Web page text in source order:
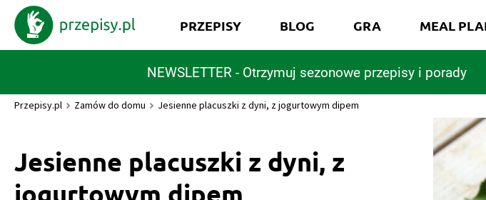
NEWSLETTER - Otrzymuj sezonowe przepisy i porady
PRZEPISY BLOG GRA MEAL
Przepisy.pl Zamów do domu Jesienne placuszki z dyni, z jogurtowym dipem
Jesienne placuszki z dyni, z
jogurtowym dipem